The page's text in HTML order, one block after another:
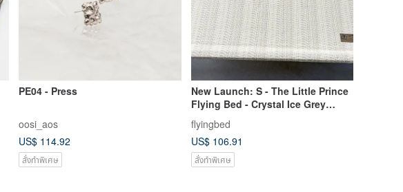
PE04 - Press
oosi_aos
US$ 114.92
สั่งทำพิเศษ
New Launch: S - The Little Prince
Flying Bed - Crystal Ice Grey
Frame + Summer White
flyingbed
US$ 106.91
สั่งทำพิเศษ